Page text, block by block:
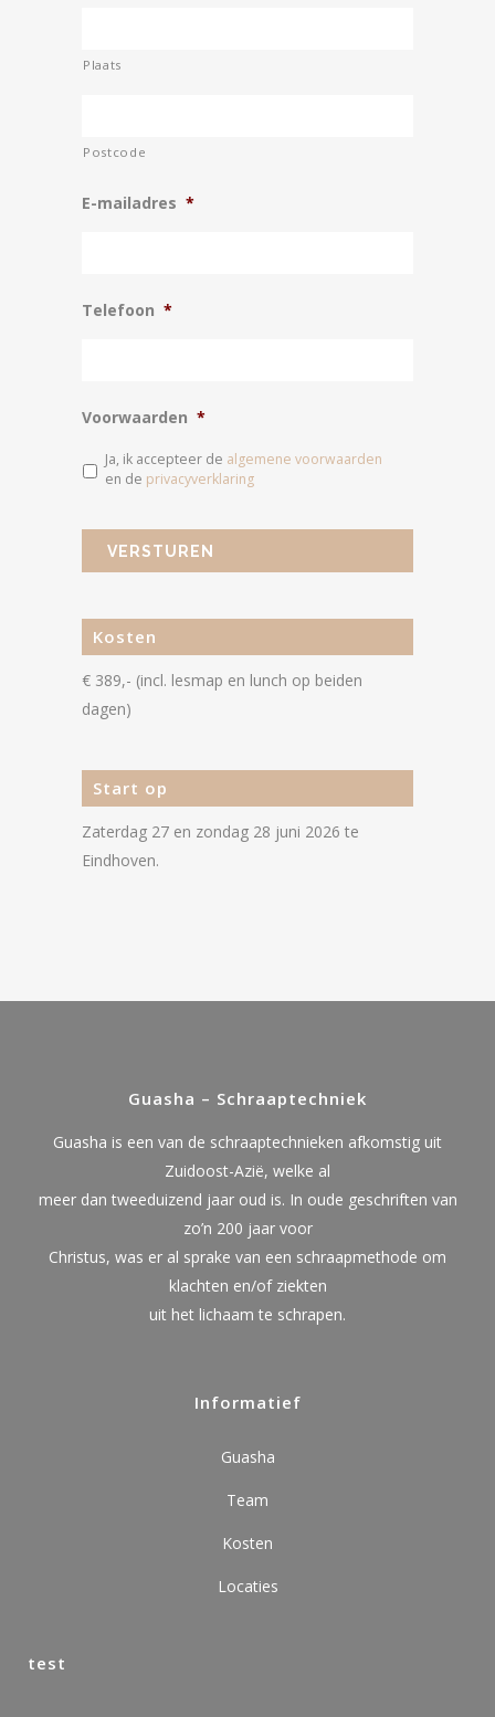
Plaats
Postcode
E-mailadres *
Telefoon *
Voorwaarden *
Ja, ik accepteer de algemene voorwaarden
en de privacyverklaring
Kosten
€ 389,- (incl. lesmap en lunch op beiden
dagen)
Start op
Zaterdag 27 en zondag 28 juni 2026 te
Eindhoven.
Guasha – Schraaptechniek
Guasha is een van de schraaptechnieken afkomstig uit
Zuidoost-Azië, welke al
meer dan tweeduizend jaar oud is. In oude geschriften van
zo’n 200 jaar voor
Christus, was er al sprake van een schraapmethode om
klachten en/of ziekten
uit het lichaam te schrapen.
Informatief
Guasha
Team
Kosten
Locaties
test